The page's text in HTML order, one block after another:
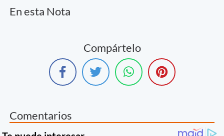
En esta Nota
Compártelo
Comentarios